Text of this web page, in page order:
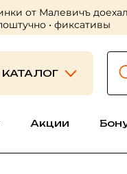
от Малевичъ
• фиксативы
КАТАЛОГ
Акции